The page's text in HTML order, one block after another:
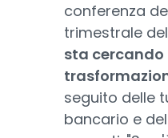
conferenza
trimestrale
sta
seguito delle
bancario e